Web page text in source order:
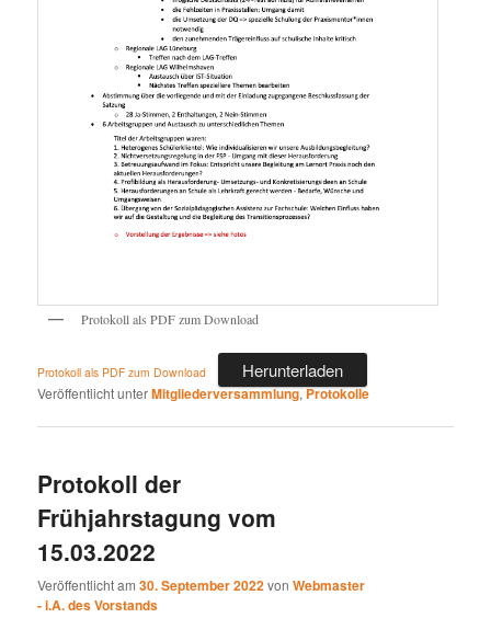
Protokoll als PDF zum Download
Protokoll als PDF zum Download Herunterladen
Veröffentlicht unterMitgliederversammlung,Protokolle
Protokoll der
Frühjahrstagung vom
15.03.2022
Veröffentlicht am30. September 2022vonWebmaster
- i.A. des Vorstands